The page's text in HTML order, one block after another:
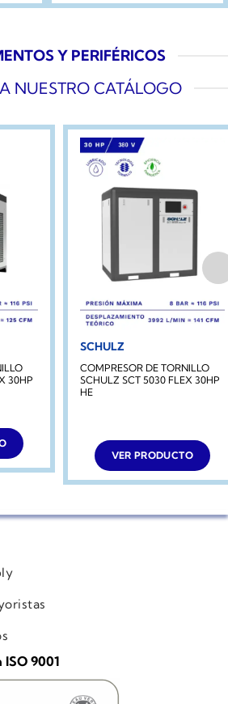
Y PERIFÉRICOS
NUESTRO CATÁLOGO
30HP
SCHULZ
COMPRESOR DE TORNILLO
SCHULZ SCT 5030 FLEX 30HP
HE
VER PRODUCTO
9001